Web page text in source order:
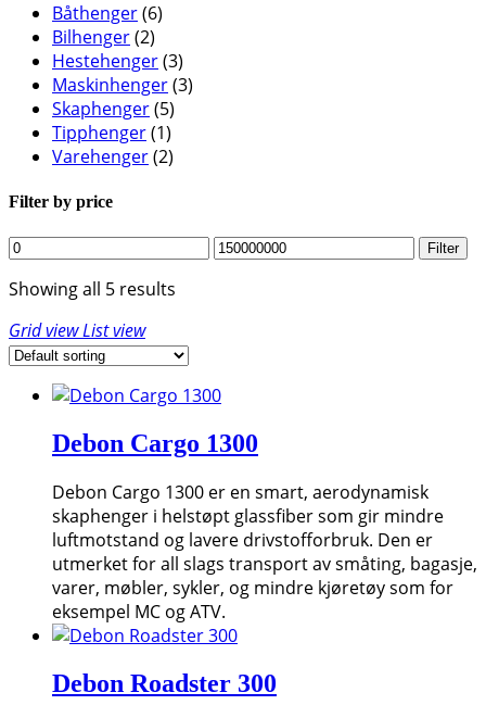
Båthenger(6)
Bilhenger(2)
Hestehenger(3)
Maskinhenger(3)
Skaphenger(5)
Tipphenger(1)
Varehenger(2)
Filter by price
Min
Max
Filter
Showing all 5 results
Grid viewList view
Debon Cargo 1300
Debon Cargo 1300 er en smart, aerodynamisk
skaphenger i helstøpt glassfiber som gir mindre
luftmotstand og lavere drivstofforbruk. Den er
utmerket for all slags transport av småting, bagasje,
varer, møbler, sykler, og mindre kjøretøy som for
eksempel MC og ATV.
Debon Roadster 300